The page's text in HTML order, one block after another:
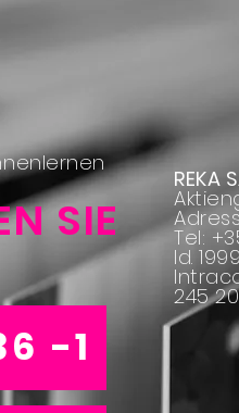
SIE
-1
REKA
Tel:
Id.
245 20